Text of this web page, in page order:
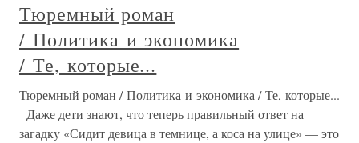
Тюремный роман
/ Политика и экономика
/ Те, которые...
Тюремный роман / Политика и экономика / Те, которые...
Даже дети знают, что теперь правильный ответ на
загадку «Сидит девица в темнице, а коса на улице» — это